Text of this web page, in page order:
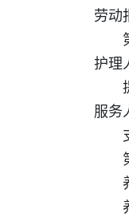
劳动
护理
服务